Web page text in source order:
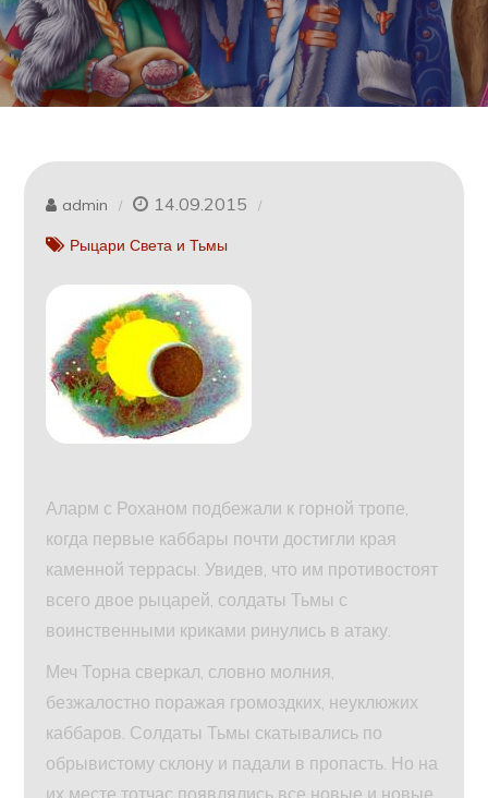
admin 14.09.2015
Рыцари Света и Тьмы
Аларм с Роханом подбежали к горной тропе,
когда первые каббары почти достигли края
каменной террасы. Увидев, что им противостоят
всего двое рыцарей, солдаты Тьмы с
воинственными криками ринулись в атаку.
Меч Торна сверкал, словно молния,
безжалостно поражая громоздких, неуклюжих
каббаров. Солдаты Тьмы скатывались по
обрывистому склону и падали в пропасть. Но на